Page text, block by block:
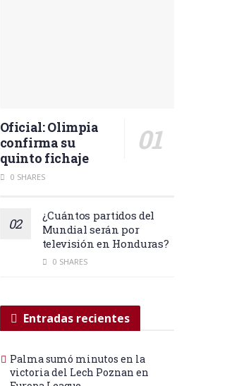
Oficial: Olimpia
confirma su
quinto fichaje
0 SHARES
¿Cuántos partidos del
Mundial serán por
televisión en Honduras?
0 SHARES
Entradas recientes
Palma sumó minutos en la
victoria del Lech Poznan en